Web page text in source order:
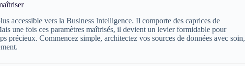
accessible vers la Business Intelligence. Il comporte des caprices de
une fois ces paramètres maîtrisés, il devient un levier formidable pour
précieux. Commencez simple, architectez vos sources de données avec soin,